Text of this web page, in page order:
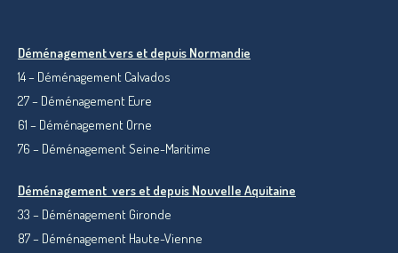
Déménagement vers et depuis Normandie
14 – Déménagement Calvados
27 – Déménagement Eure
61 – Déménagement Orne
76 – Déménagement Seine-Maritime
Déménagement vers et depuis Nouvelle Aquitaine
33 – Déménagement Gironde
87 – Déménagement Haute-Vienne